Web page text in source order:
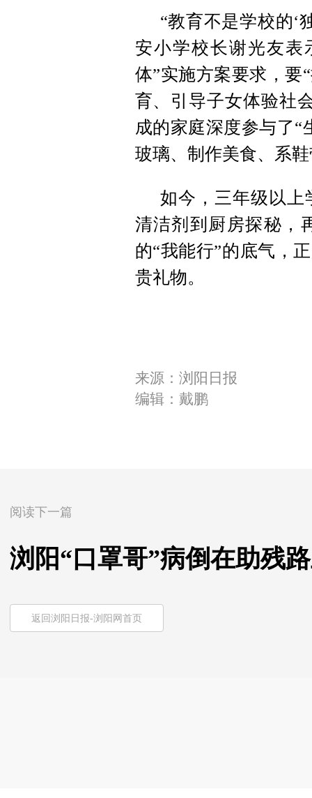
“教育不是学校的‘
安小学校长谢光友表
体”实施方案要求，要
育、引导子女体验社
成的家庭深度参与了“
玻璃、制作美食、系
如今，三年级以上
清洁剂到厨房探秘，
的“我能行”的底气，
贵礼物。
来源：浏阳日报
编辑：戴鹏
阅读下一篇
浏阳“口罩哥”病倒在助残
返回浏阳日报-浏阳网首页